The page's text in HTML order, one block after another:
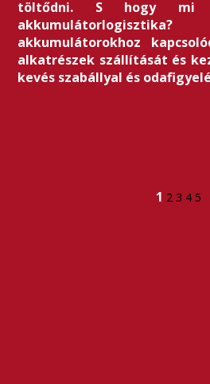
töltődni. S hogy
akkumulátorokhoz
alkatrészek szállítását és
kevés szabállyal és
1 2 3 4 5